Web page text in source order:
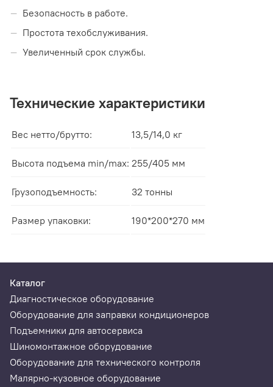
Безопасность в работе.
Простота техобслуживания.
Увеличенный срок службы.
Технические характеристики
Вес нетто/брутто: 13,5/14,0 кг
Высота подъема min/max: 255/405 мм
Грузоподъемность: 32 тонны
Размер упаковки: 190*200*270 мм
Каталог
Диагностическое оборудование
Оборудование для заправки кондиционеров
Подъемники для автосервиса
Шиномонтажное оборудование
Оборудование для технического контроля
Малярно-кузовное оборудование